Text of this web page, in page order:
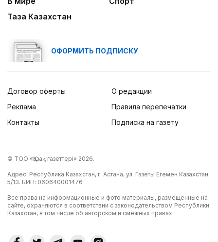
Таза Казахстан
ОФОРМИТЬ ПОДПИСКУ
Договор оферты
Реклама
Контакты
О редакции
Правила перепечатки
Подписка на газету
© ТОО «Қазақ газеттері» 2026.
Адрес: Республика Казахстан, г. Астана, ул. Газеты Егемен Казахстан
5/13. БИН: 060640001476
Все права на информационные и фото материалы, размещенные на
сайте, охраняются в соответствии с законодательством Республики
Казахстан, в том числе об авторском и смежных правах